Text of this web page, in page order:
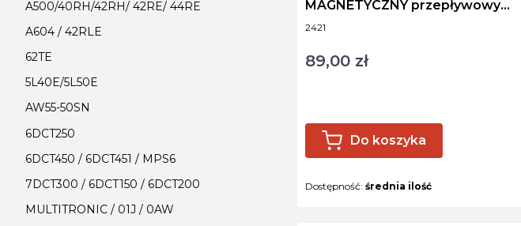
A500/40RH/42RH/ 42RE/ 44RE
A604 / 42RLE
62TE
5L40E/5L50E
AW55-50SN
6DCT250
6DCT450 / 6DCT451 / MPS6
7DCT300 / 6DCT150 / 6DCT200
MULTITRONIC / 01J / 0AW
Kod produktu
2421
MAGNETYCZNY przepływowy
Cena
89,00 zł
Do koszyka
Dostępność: średnia ilość